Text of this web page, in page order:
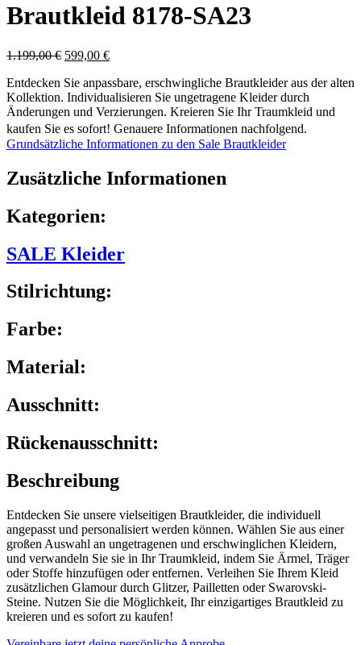
Brautkleid 8178-SA23
1.199,00€ Ursprünglicher
war:
1.199,00 €
599,00 €Aktueller
ist:
599,00 €.
Entdecken Sie anpassbare, erschwingliche Brautkleider aus der alten
Kollektion. Individualisieren Sie ungetragene Kleider durch
Änderungen und Verzierungen. Kreieren Sie Ihr Traumkleid und
kaufen Sie es sofort! Genauere Informationen nachfolgend.
Grundsätzliche Informationen zu den Sale Brautkleider
Zusätzliche Informationen
Kategorien:
SALE Kleider
Stilrichtung:
Farbe:
Material:
Ausschnitt:
Rückenausschnitt:
Beschreibung
Entdecken Sie unsere vielseitigen Brautkleider, die individuell
angepasst und personalisiert werden können. Wählen Sie aus einer
großen Auswahl an ungetragenen und erschwinglichen Kleidern,
und verwandeln Sie sie in Ihr Traumkleid, indem Sie Ärmel, Träger
oder Stoffe hinzufügen oder entfernen. Verleihen Sie Ihrem Kleid
zusätzlichen Glamour durch Glitzer, Pailletten oder Swarovski-
Steine. Nutzen Sie die Möglichkeit, Ihr einzigartiges Brautkleid zu
kreieren und es sofort zu kaufen!